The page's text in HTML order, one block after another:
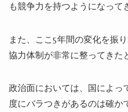
も競争力を持つようになって
また、ここ5年間の変化を振
協力体制が非常に整ってきた
政治面においては、国によっ
度にバラつきがあるのは確か